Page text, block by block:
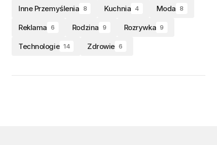
Inne Przemyślenia 8 Kuchnia 4 Moda 8
Reklama 6 Rodzina 9 Rozrywka 9
Technologie 14 Zdrowie 6